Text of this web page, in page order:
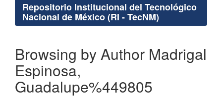
Repositorio Institucional del Tecnológico
Nacional de México (RI - TecNM)
Browsing by Author Madrigal
Espinosa,
Guadalupe%449805